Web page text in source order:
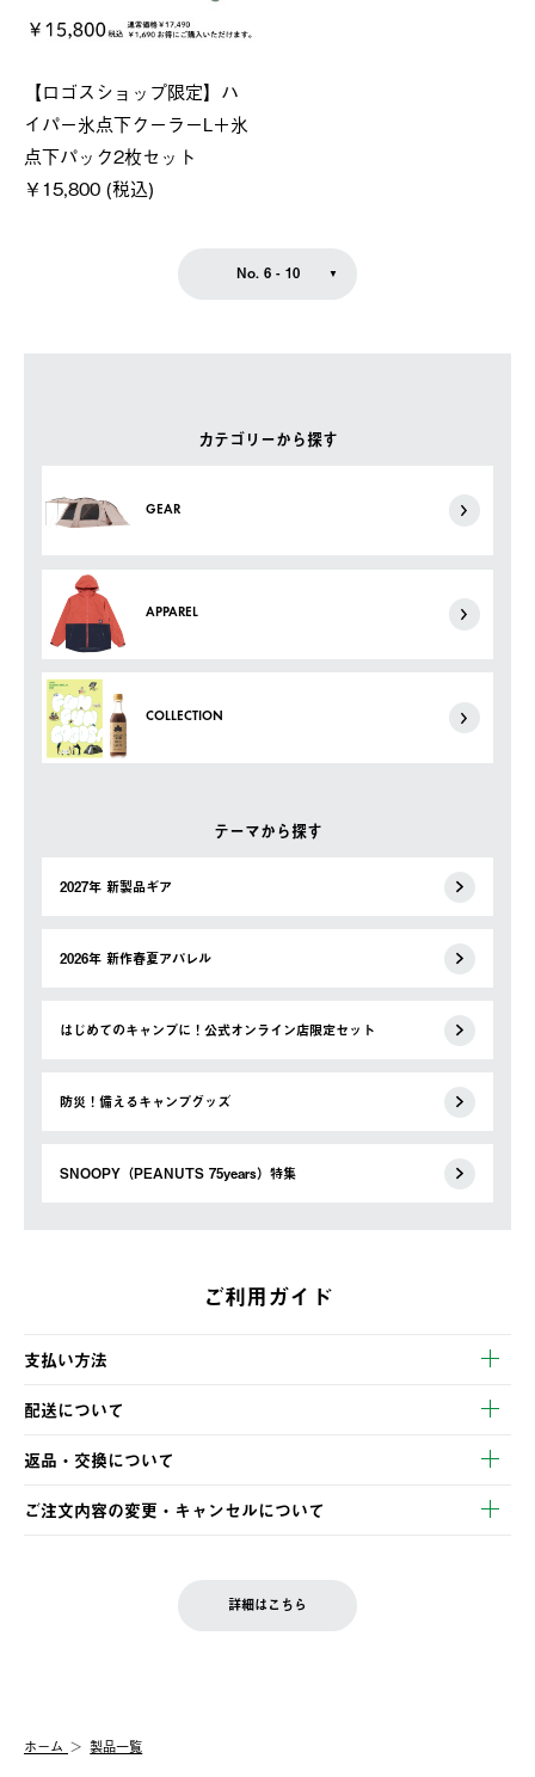
カテゴリーから探す
GEAR
APPAREL
COLLECTION
テーマから探す
2027年 新製品ギア
2026年 新作春夏アパレル
はじめてのキャンプに！公式オンライン店限定セット
防災！備えるキャンプグッズ
SNOOPY（PEANUTS 75years）特集
【ロゴスショップ限定】ハ
イパー氷点下クーラーL＋氷
点下パック2枚セット
￥15,800 (税込)
No. 6 - 10
ご利用ガイド
支払い方法
以下のいずれかの方法でお支払いいただけます。
・クレジットカード決済
・コンビニ決済
・Pay-easy決済
配送について
【発送スケジュール】
ご注文・ご入金完了より2営業日以内に商品を発送いたします。
土日祝の発送はございませんので、木曜日以降のご注文は週明け
の発送となる場合がございます。
【配送業者】
佐川急便にて配送されます。
返品・交換について
※お客様都合の場合
お客様都合の返品にかかる送料は、お客様ご負担とさせていただ
一度お手元の商品を返品いただき、ご希望商品を再注文してくだ
ご注文内容の変更・キャンセルについて
LOGOS FAMILY会員の方は、会員マイページ内 購入履歴画面に
詳細はこちら
ホーム 製品一覧